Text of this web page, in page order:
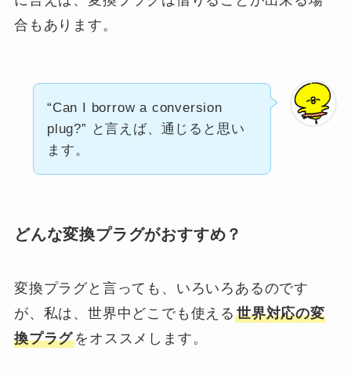
合もあります。
“Can I borrow a conversion
plug?” と言えば、通じると思い
ます。
どんな変換プラグがおすすめ？
変換プラグと言っても、いろいろあるのです
が、私は、世界中どこでも使える世界対応の変
換プラグをオススメします。